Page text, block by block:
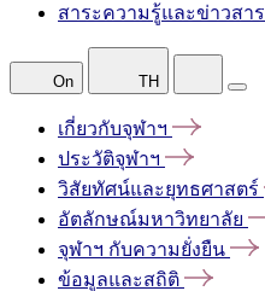
สาระความรู้และข่าวสาร
On TH
เกี่ยวกับจุฬาฯ
ประวัติจุฬาฯ
วิสัยทัศน์และยุทธศาสตร์
อัตลักษณ์มหาวิทยาลัย
จุฬาฯ กับความยั่งยืน
ข้อมูลและสถิติ